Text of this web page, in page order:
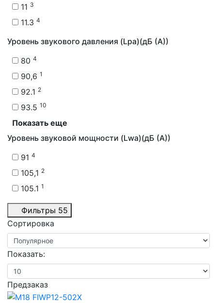
11 3
11.3 4
Уровень звукового давления (Lpa)(дБ (А))
80 4
90,6 1
92.1 2
93.5 10
Показать еще
Уровень звуковой мощности (Lwa)(дБ (А))
91 4
105,1 2
105.1 1
Фильтры 55
Сортировка
Показать:
Предзаказ